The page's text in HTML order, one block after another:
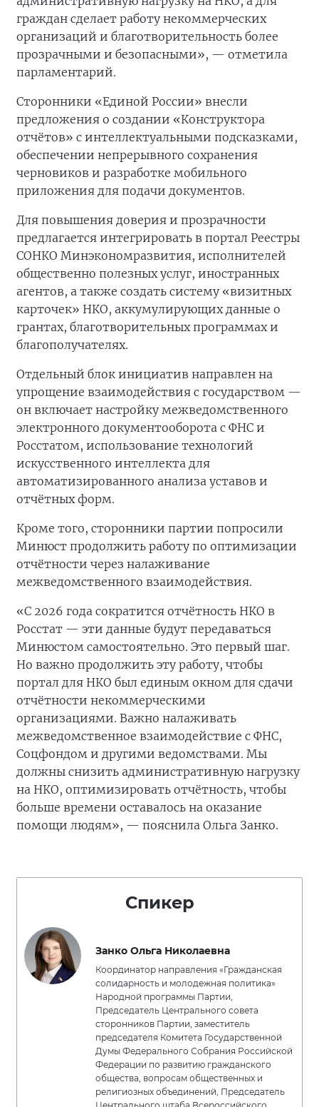
граждан сделает работу некоммерческих
организаций и благотворительность более
прозрачными и безопасными», — отметила
парламентарий.
Сторонники «Единой России» внесли
предложения о создании «Конструктора
отчётов» с интеллектуальными подсказками,
обеспечении непрерывного сохранения
черновиков и разработке мобильного
приложения для подачи документов.
Для повышения доверия и прозрачности
предлагается интегрировать в портал Реестры
СОНКО Минэкономразвития, исполнителей
общественно полезных услуг, иностранных
агентов, а также создать систему «визитных
карточек» НКО, аккумулирующих данные о
грантах, благотворительных программах и
благополучателях.
Отдельный блок инициатив направлен на
упрощение взаимодействия с государством —
он включает настройку межведомственного
электронного документооборота с ФНС и
Росстатом, использование технологий
искусственного интеллекта для
автоматизированного анализа уставов и
отчётных форм.
Кроме того, сторонники партии попросили
Минюст продолжить работу по оптимизации
отчётности через налаживание
межведомственного взаимодействия.
«С 2026 года сократится отчётность НКО в
Росстат — эти данные будут передаваться
Минюстом самостоятельно. Это первый шаг.
Но важно продолжить эту работу, чтобы
портал для НКО был единым окном для сдачи
отчётности некоммерческими
организациями. Важно налаживать
межведомственное взаимодействие с ФНС,
Соцфондом и другими ведомствами. Мы
должны снизить административную нагрузку
на НКО, оптимизировать отчётность, чтобы
больше времени оставалось на оказание
помощи людям», — пояснила Ольга Занко.
Спикер
Занко Ольга Николаевна
Координатор направления «Гражданская
солидарность и молодежная политика»
Народной программы Партии,
Председатель Центрального совета
сторонников Партии, заместитель
председателя Комитета Государственной
Думы Федерального Собрания Российской
Федерации по развитию гражданского
общества, вопросам общественных и
религиозных объединений, Председатель